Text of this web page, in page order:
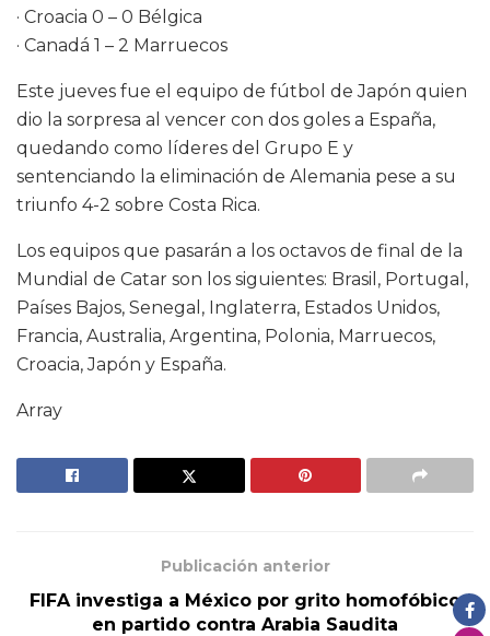
· Croacia 0 – 0 Bélgica
· Canadá 1 – 2 Marruecos
Este jueves fue el equipo de fútbol de Japón quien
dio la sorpresa al vencer con dos goles a España,
quedando como líderes del Grupo E y
sentenciando la eliminación de Alemania pese a su
triunfo 4-2 sobre Costa Rica.
Los equipos que pasarán a los octavos de final de la
Mundial de Catar son los siguientes: Brasil, Portugal,
Países Bajos, Senegal, Inglaterra, Estados Unidos,
Francia, Australia, Argentina, Polonia, Marruecos,
Croacia, Japón y España.
Array
Publicación anterior
FIFA investiga a México por grito homofóbico
en partido contra Arabia Saudita